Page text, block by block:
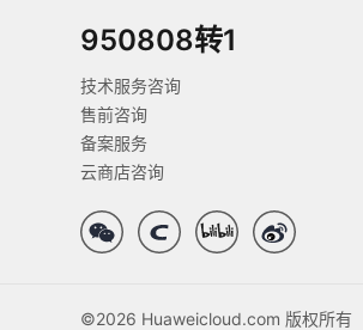
950808转1
技术服务咨询
售前咨询
备案服务
云商店咨询
©2026 Huaweicloud.com 版权所有